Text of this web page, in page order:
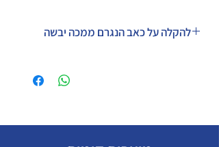
להקלה על כאב הנגרם ממכה יבשה